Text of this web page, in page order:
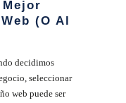
(o Al
decidimos
seleccionar
web puede ser